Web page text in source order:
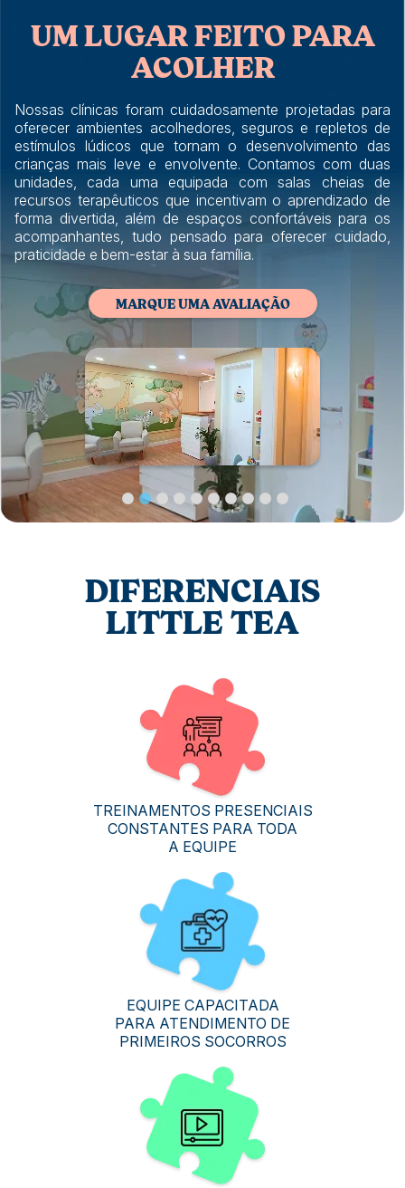
UM LUGAR FEITO PARA
ACOLHER
Nossas clínicas foram cuidadosamente projetadas para
oferecer ambientes acolhedores, seguros e repletos de
estímulos lúdicos que tornam o desenvolvimento das
crianças mais leve e envolvente. Contamos com duas
unidades, cada uma equipada com salas cheias de
recursos terapêuticos que incentivam o aprendizado de
forma divertida, além de espaços confortáveis para os
acompanhantes, tudo pensado para oferecer cuidado,
praticidade e bem-estar à sua família.
MARQUE UMA AVALIAÇÃO
DIFERENCIAIS
LITTLE TEA
TREINAMENTOS PRESENCIAIS
CONSTANTES PARA TODA
A EQUIPE
EQUIPE CAPACITADA
PARA ATENDIMENTO DE
PRIMEIROS SOCORROS